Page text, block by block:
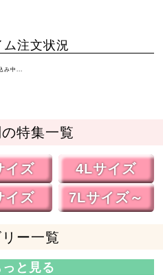
ム注文状況
み中...
特集一覧
イズ
4Lサイズ
イズ 7Lサイズ～
ー一覧
っと見る